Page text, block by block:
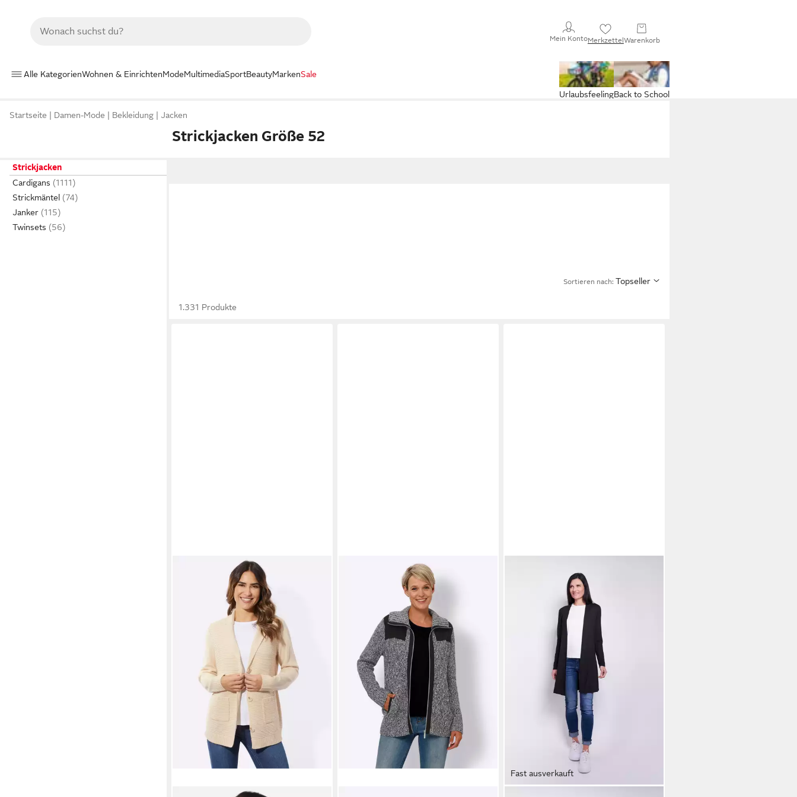
Mein KontoMerkzettelWarenkorb
Alle KategorienWohnen & EinrichtenModeMultimediaSportBeautyMarkenSale
Back to School
Urlaubsfeeling
Startseite Damen-Mode Bekleidung Jacken
Strickjacken Größe 52
Strickjacken
Cardigans
Strickmäntel
Janker
Twinsets
Sortieren nach: Topseller
1.331 Produkte
Fast ausverkauft